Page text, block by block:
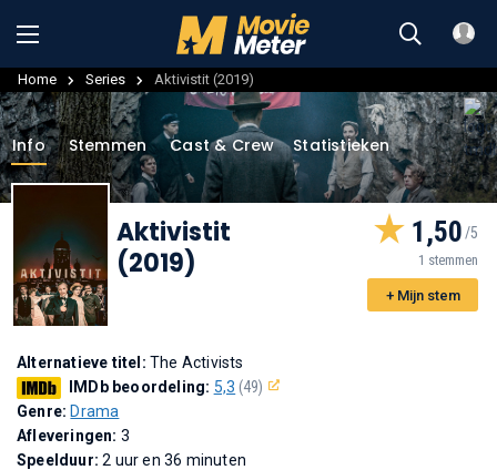
Home Series Aktivistit (2019)
Info Stemmen Cast & Crew Statistieken
Aktivistit
(2019)
1,50
1 stemmen
+ Mijn stem
Alternatieve titel: The Activists
IMDb beoordeling: 5,3 (49)
Genre: Drama
Afleveringen: 3
Speelduur:2 uur en 36 minuten